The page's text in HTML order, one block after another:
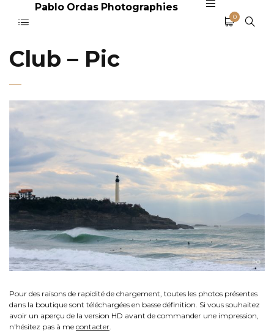
Pablo Ordas Photographies
0
Club – Pic
Pour des raisons de rapidité de chargement, toutes les photos présentes
dans la boutique sont téléchargées en basse définition. Si vous souhaitez
avoir un aperçu de la version HD avant de commander une impression,
n'hésitez pas à me contacter